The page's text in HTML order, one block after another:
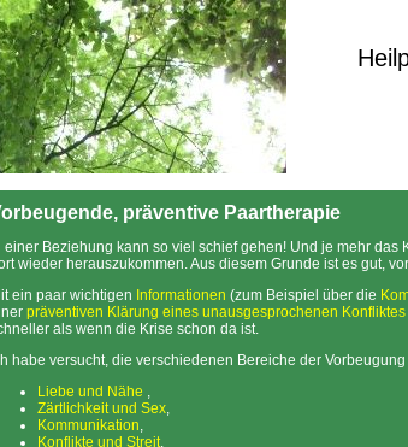
präventive Paartherapie
einer Beziehung kann so viel schief gehen! Und je mehr
wieder herauszukommen. Aus diesem Grunde ist es gut,
ein paar wichtigen Informationen (zum Beispiel über die
präventiven Klärung eines unausgesprochenen Konfliktes
als wenn die Krise schon da ist.
habe versucht, die verschiedenen Bereiche der
Liebe und Nähe ,
Zärtlichkeit und Sex,
Kommunikation,
Konflikte und Streit,